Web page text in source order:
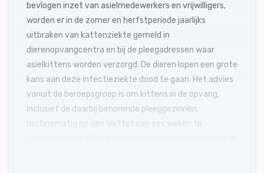
bevlogen inzet van asielmedewerkers en vrijwilligers,
worden er in de zomer en herfstperiode jaarlijks
uitbraken van kattenziekte gemeld in
dierenopvangcentra en bij de pleegadressen waar
asielkittens worden verzorgd. De dieren lopen een grote
kans aan deze infectieziekte dood te gaan. Het advies
vanuit de beroepsgroep is om kittens in de opvang,
inclusief de daarbij behorende pleeggezinnen,
routinematig op een leeftijd van zes weken te